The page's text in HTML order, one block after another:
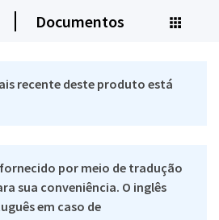
Documentos
recente deste produto está
por meio de tradução
sua conveniência. O inglês
em caso de